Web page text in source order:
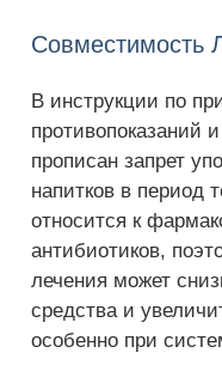
Совместимость
В инструкции по
противопоказаний
прописан запрет
напитков в период
относится к
антибиотиков,
лечения может
средства и
особенно при